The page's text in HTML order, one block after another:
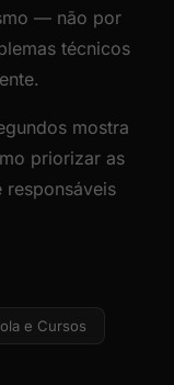
— não por
técnicos
mostra
priorizar as
responsáveis
e Cursos